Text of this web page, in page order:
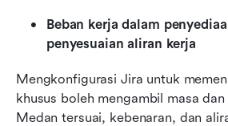
Beban kerja dalam
penyesuaian aliran kerja
Mengkonfigurasi Jira untuk
khusus boleh mengambil masa
Medan tersuai, kebenaran, dan